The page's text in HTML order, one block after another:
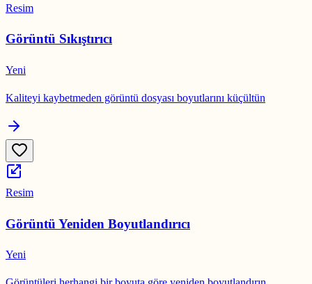
Resim
Görüntü Sıkıştırıcı
Yeni
Kaliteyi kaybetmeden görüntü dosyası boyutlarını küçültün
Resim
Görüntü Yeniden Boyutlandırıcı
Yeni